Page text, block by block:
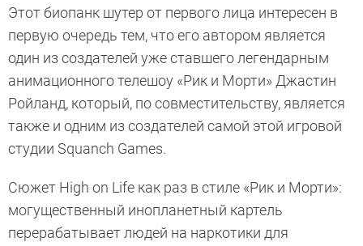
Этот биопанк шутер от первого лица интересен в
первую очередь тем, что его автором является
один из создателей уже ставшего легендарным
анимационного телешоу «Рик и Морти» Джастин
Ройланд, который, по совместительству, является
также и одним из создателей самой этой игровой
студии Squanch Games.
Сюжет High on Life как раз в стиле «Рик и Морти»:
могущественный инопланетный картель
перерабатывает людей на наркотики для